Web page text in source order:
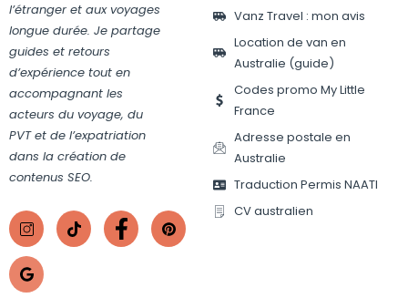
l’étranger et aux voyages
longue durée. Je partage
guides et retours
d’expérience tout en
accompagnant les
acteurs du voyage, du
PVT et de l’expatriation
dans la création de
contenus SEO.
Vanz Travel : mon avis
Location de van en
Australie (guide)
Codes promo My Little
France
Adresse postale en
Australie
Traduction Permis NAATI
CV australien